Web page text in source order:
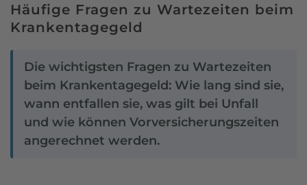
Häufige Fragen zu Wartezeiten beim
Krankentagegeld
Die wichtigsten Fragen zu Wartezeiten
beim Krankentagegeld: Wie lang sind sie,
wann entfallen sie, was gilt bei Unfall
und wie können Vorversicherungszeiten
angerechnet werden.